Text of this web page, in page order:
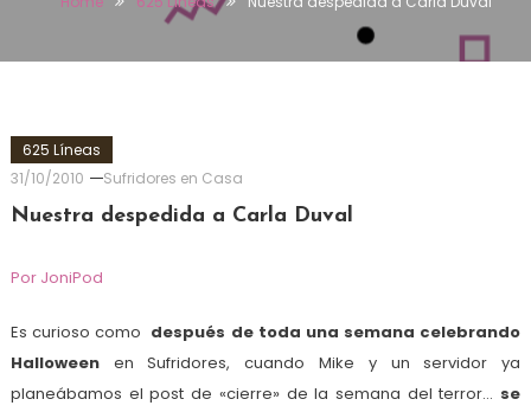
625 Líneas
31/10/2010
Sufridores en Casa
Nuestra despedida a Carla Duval
Por JoniPod
Es curioso como después de toda una semana celebrando
Halloween en Sufridores, cuando Mike y un servidor ya
planeábamos el post de «cierre» de la semana del terror… se